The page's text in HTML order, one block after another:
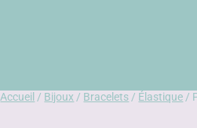
Accueil / Bijoux / Bracelets / Élastique /